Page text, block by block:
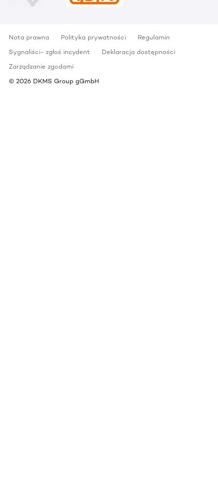
Nota prawna Polityka prywatności
Regulamin
Sygnaliści- zgłoś incydent
Deklaracja dostępności
Zarządzanie zgodami
© 2026 DKMS Group gGmbH